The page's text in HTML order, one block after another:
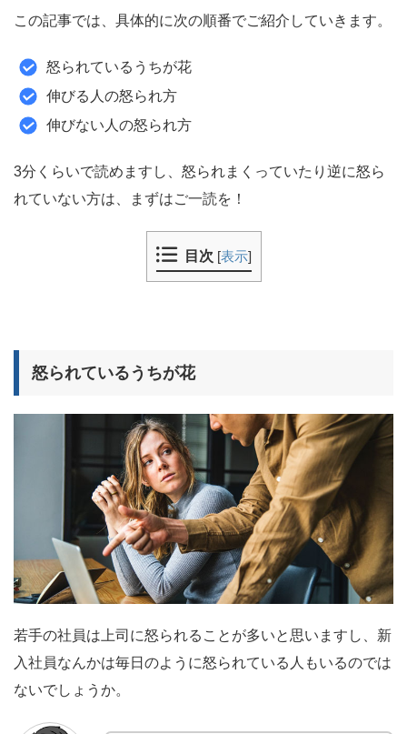
この記事では、具体的に次の順番でご紹介していきます。
怒られているうちが花
伸びる人の怒られ方
伸びない人の怒られ方
3分くらいで読めますし、怒られまくっていたり逆に怒ら
れていない方は、まずはご一読を！
目次 [表示]
怒られているうちが花
若手の社員は上司に怒られることが多いと思いますし、新
入社員なんかは毎日のように怒られている人もいるのでは
ないでしょうか。